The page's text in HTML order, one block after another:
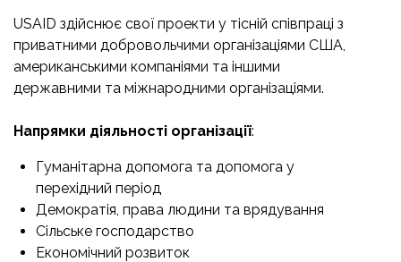
USAID здійснює свої проекти у тісній співпраці з
приватними добровольчими організаціями США,
американськими компаніями та іншими
державними та міжнародними організаціями.
Напрямки діяльності організації:
Гуманітарна допомога та допомога у
перехідний період
Демократія, права людини та врядування
Сільське господарство
Економічний розвиток